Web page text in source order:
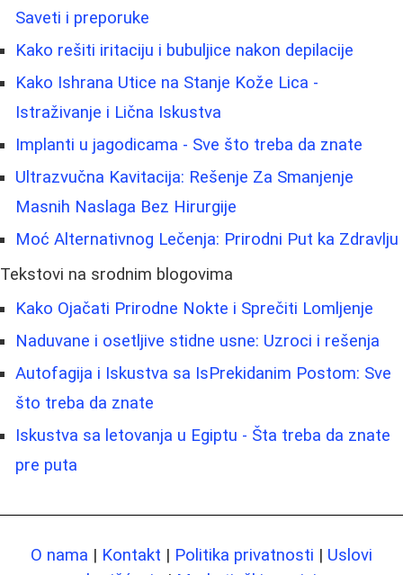
Saveti i preporuke
Kako rešiti iritaciju i bubuljice nakon depilacije
Kako Ishrana Utice na Stanje Kože Lica -
Istraživanje i Lična Iskustva
Implanti u jagodicama - Sve što treba da znate
Ultrazvučna Kavitacija: Rešenje Za Smanjenje
Masnih Naslaga Bez Hirurgije
Moć Alternativnog Lečenja: Prirodni Put ka Zdravlju
Tekstovi na srodnim blogovima
Kako Ojačati Prirodne Nokte i Sprečiti Lomljenje
Naduvane i osetljive stidne usne: Uzroci i rešenja
Autofagija i Iskustva sa IsPrekidanim Postom: Sve
što treba da znate
Iskustva sa letovanja u Egiptu - Šta treba da znate
pre puta
O nama | Kontakt | Politika privatnosti | Uslovi